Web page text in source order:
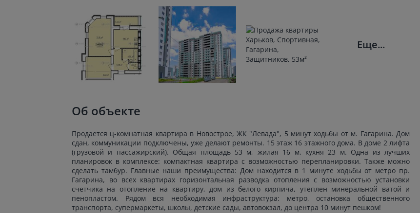
Еще...
Об объекте
Продается ц-комнатная квартира в Новострое, ЖК "Левада", 5 минут ходьбы от м. Гагарина. Дом
сдан, коммуникации подключены, уже делают ремонты. 15 этаж 16 этажного дома. В доме 2 лифта
(грузовой и пассажирский). Общая площадь 53 м, жилая 16 м, кухня 23 м. Одна из лучших
планировок в комплексе: компактная квартира с возможностью перепланировки. Также можно
сделать тамбур. Главные наши преимущества: Дом находится в 1 минуте ходьбы от метро пр.
Гагарина, во всех квартирах горизонтальная разводка отопления с возможностью установки
счетчика на отопление на квартиру, дом из белого кирпича, утеплен минеральной ватой и
пенопластом. Рядом вся необходимая инфраструктура: метро, остановка общественного
транспорта, супермаркеты, школы, детские сады, автовокзал, до центра 10 минут пешком!